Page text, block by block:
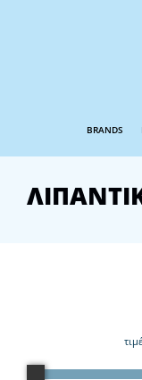
BRANDS